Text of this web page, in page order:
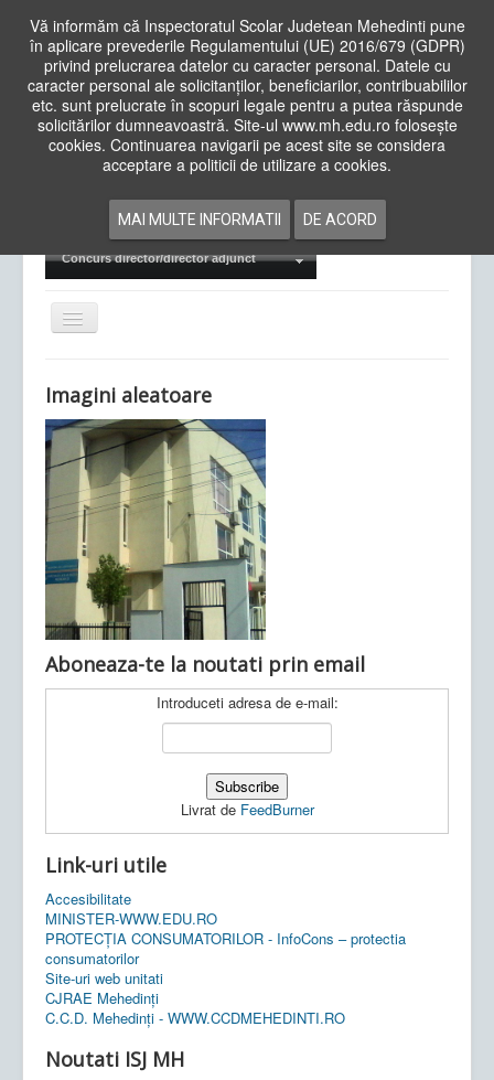
Vă informăm că Inspectoratul Scolar Judetean Mehedinti pune
în aplicare prevederile Regulamentului (UE) 2016/679 (GDPR)
privind prelucrarea datelor cu caracter personal. Datele cu
caracter personal ale solicitanților, beneficiarilor, contribuabililor
etc. sunt prelucrate în scopuri legale pentru a putea răspunde
solicitărilor dumneavoastră. Site-ul www.mh.edu.ro folosește
cookies. Continuarea navigarii pe acest site se considera
acceptare a politicii de utilizare a cookies.
MAI MULTE INFORMATII DE ACORD
Cauta
in
siteAcasa Cadre Didactice
Examene Naționale
Concurs director/director adjunct
Comută
navigarea
Ultimele articole: Vi, 04.11.2022 -
Județean Mehedinți
Imagini aleatoare
Aboneaza-te la noutati prin email
Introduceti adresa de e-mail:
Livrat de FeedBurner
Link-uri utile
Accesibilitate
MINISTER-WWW.EDU.RO
PROTECȚIA CONSUMATORILOR - InfoCons – protectia
consumatorilor
Site-uri web unitati
CJRAE Mehedinți
C.C.D. Mehedinţi - WWW.CCDMEHEDINTI.RO
Noutati ISJ MH